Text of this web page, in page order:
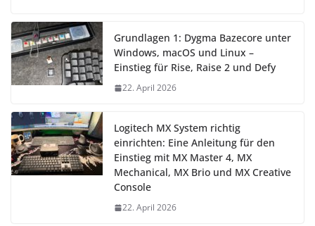
Grundlagen 1: Dygma Bazecore unter
Windows, macOS und Linux –
Einstieg für Rise, Raise 2 und Defy
22. April 2026
Logitech MX System richtig
einrichten: Eine Anleitung für den
Einstieg mit MX Master 4, MX
Mechanical, MX Brio und MX Creative
Console
22. April 2026